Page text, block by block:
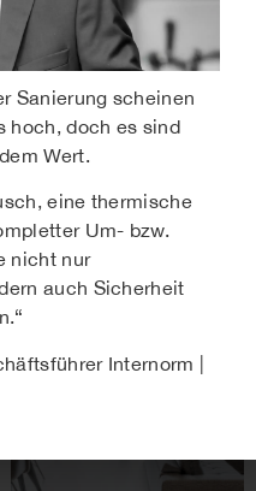
Sanierung scheinen
hoch, doch es sind
Wert.
eine thermische
Um- bzw.
nicht nur
auch Sicherheit
Internorm |